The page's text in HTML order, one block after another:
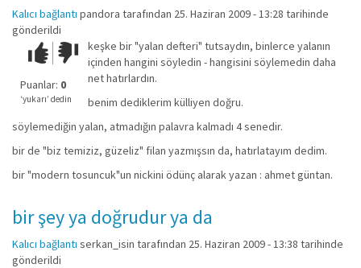
Kalıcı bağlantı pandora tarafından 25. Haziran 2009 - 13:28 tarihinde
gönderildi
Çok iyi!O
kadar
iyi
değil!
Puanlar: 0
‘yukarı’ dedin
keşke bir "yalan defteri" tutsaydın, binlerce yalanın
içinden hangini söyledin - hangisini söylemedin daha
net hatırlardın.
benim dediklerim külliyen doğru.
söylemediğin yalan, atmadığın palavra kalmadı 4 senedir.
bir de "biz temiziz, güzeliz" filan yazmışsın da, hatırlatayım dedim.
bir "modern tosuncuk"un nickini ödünç alarak yazan : ahmet güntan.
bir şey ya doğrudur ya da
Kalıcı bağlantı serkan_isin tarafından 25. Haziran 2009 - 13:38 tarihinde
gönderildi